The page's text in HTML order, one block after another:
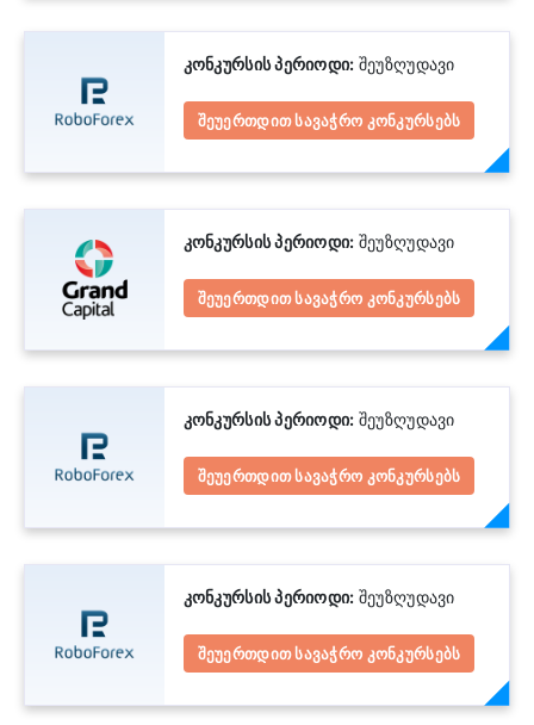
კონკურსის პერიოდი: შეუზღუდავი
შეუერთდით სავაჭრო კონკურსებს
კონკურსის პერიოდი: შეუზღუდავი
შეუერთდით სავაჭრო კონკურსებს
კონკურსის პერიოდი: შეუზღუდავი
შეუერთდით სავაჭრო კონკურსებს
კონკურსის პერიოდი: შეუზღუდავი
შეუერთდით სავაჭრო კონკურსებს